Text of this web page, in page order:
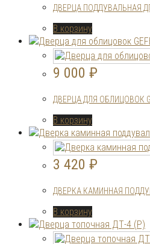
ДВЕРЦА ПОДДУВАЛЬНАЯ
В корзину
9 000 ₽
ДВЕРЦА ДЛЯ ОБЛИЦОВОК
В корзину
3 420 ₽
ДВЕРКА КАМИННАЯ
В корзину